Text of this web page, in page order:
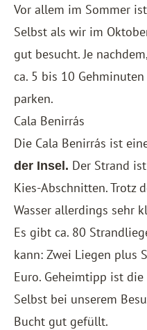
Vor allem im Sommer
Selbst als wir im
gut besucht. Je
ca. 5 bis 10
parken.
Cala Benirrás
Die Cala Benirrás ist
der Insel. Der Strand
Kies-Abschnitten. Trotz
Wasser allerdings sehr
Es gibt ca. 80
kann: Zwei Liegen plus
Euro. Geheimtipp ist
Selbst bei unserem
Bucht gut gefüllt.